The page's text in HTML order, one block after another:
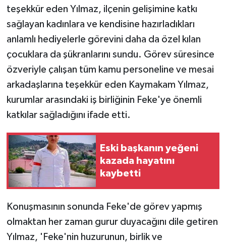
teşekkür eden Yılmaz, ilçenin gelişimine katkı
sağlayan kadınlara ve kendisine hazırladıkları
anlamlı hediyelerle görevini daha da özel kılan
çocuklara da şükranlarını sundu. Görev süresince
özveriyle çalışan tüm kamu personeline ve mesai
arkadaşlarına teşekkür eden Kaymakam Yılmaz,
kurumlar arasındaki iş birliğinin Feke'ye önemli
katkılar sağladığını ifade etti.
Eski başkanın yeğeni
kazada hayatını
kaybetti
Konuşmasının sonunda Feke'de görev yapmış
olmaktan her zaman gurur duyacağını dile getiren
Yılmaz, 'Feke'nin huzurunun, birlik ve